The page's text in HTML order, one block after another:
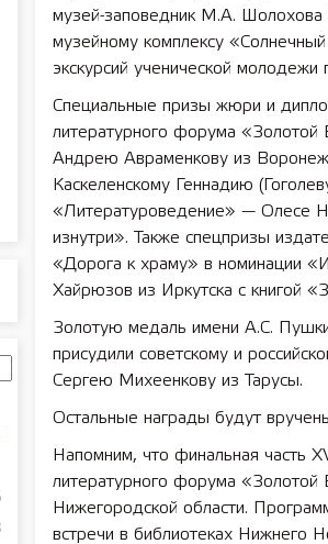
музей-заповедник М.А. Шолохова
музейному комплексу
экскурсий ученической молодежи
Специальные призы жюри и
литературного форума
Андрею Авраменкову из
Каскеленскому Геннадию
«Литературоведение» — Олесе
изнутри». Также спецпризы
«Дорога к храму» в номинации
Хайрюзов из Иркутска с книгой
Золотую медаль имени А.С.
присудили советскому и
Сергею Михеенкову из Тарусы.
Остальные награды будут
Напомним, что финальная часть
литературного форума
Нижегородской области.
встречи в библиотеках Нижнего